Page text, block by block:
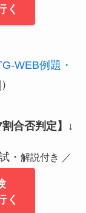
く
WEB例題・
合否判定】 ↓
・ 解説付き ／
く